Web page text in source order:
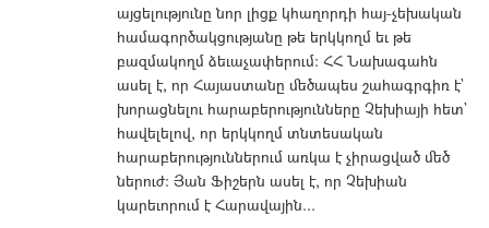
այցելությունը նոր լիցք կհաղորդի հայ-չեխական
համագործակցությանը թե երկկողմ եւ թե
բազմակողմ ձեւաչափերում: ՀՀ Նախագահն
ասել է, որ Հայաստանը մեծապես շահագրգիռ է`
խորացնելու հարաբերությունները Չեխիայի հետ`
հավելելով, որ երկկողմ տնտեսական
հարաբերություններում առկա է չիրացված մեծ
ներուժ: Յան Ֆիշերն ասել է, որ Չեխիան
կարեւորում է Հարավային...